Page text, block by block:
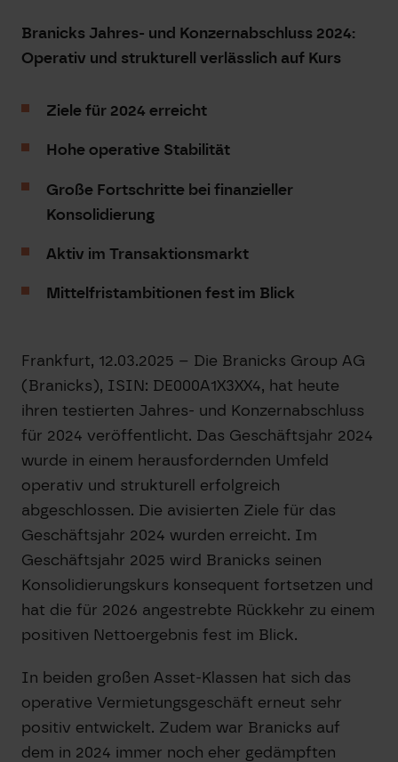
Branicks Jahres- und Konzernabschluss 2024:
Operativ und strukturell verlässlich auf Kurs
Ziele für 2024 erreicht
Hohe operative Stabilität
Große Fortschritte bei finanzieller
Konsolidierung
Aktiv im Transaktionsmarkt
Mittelfristambitionen fest im Blick
Frankfurt, 12.03.2025 – Die Branicks Group AG
(Branicks), ISIN: DE000A1X3XX4, hat heute
ihren testierten Jahres- und Konzernabschluss
für 2024 veröffentlicht. Das Geschäftsjahr 2024
wurde in einem herausfordernden Umfeld
operativ und strukturell erfolgreich
abgeschlossen. Die avisierten Ziele für das
Geschäftsjahr 2024 wurden erreicht. Im
Geschäftsjahr 2025 wird Branicks seinen
Konsolidierungskurs konsequent fortsetzen und
hat die für 2026 angestrebte Rückkehr zu einem
positiven Nettoergebnis fest im Blick.
In beiden großen Asset-Klassen hat sich das
operative Vermietungsgeschäft erneut sehr
positiv entwickelt. Zudem war Branicks auf
dem in 2024 immer noch eher gedämpften